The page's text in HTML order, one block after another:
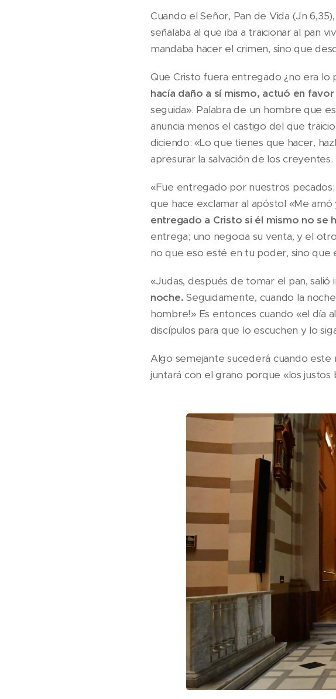
Cuando el Señor, Pan de Vida (Jn
señalaba al que iba a traicionar al pan
mandaba hacer el crimen, sino que
Que Cristo fuera entregado ¿no era
hacía daño a sí mismo, actuó en
seguida». Palabra de un hombre que
anuncia menos el castigo del que
diciendo: «Lo que tienes que hacer,
apresurar la salvación de los creyentes.
«Fue entregado por nuestros
que hace exclamar al apóstol «Me
entregado a Cristo si él mismo no se
entrega; uno negocia su venta, y el
no que eso esté en tu poder, sino
«Judas, después de tomar el pan,
noche.Seguidamente, cuando la
hombre!» Es entonces cuando «el día
discípulos para que lo escuchen y lo
Algo semejante sucederá cuando este
juntará con el grano porque «los justos